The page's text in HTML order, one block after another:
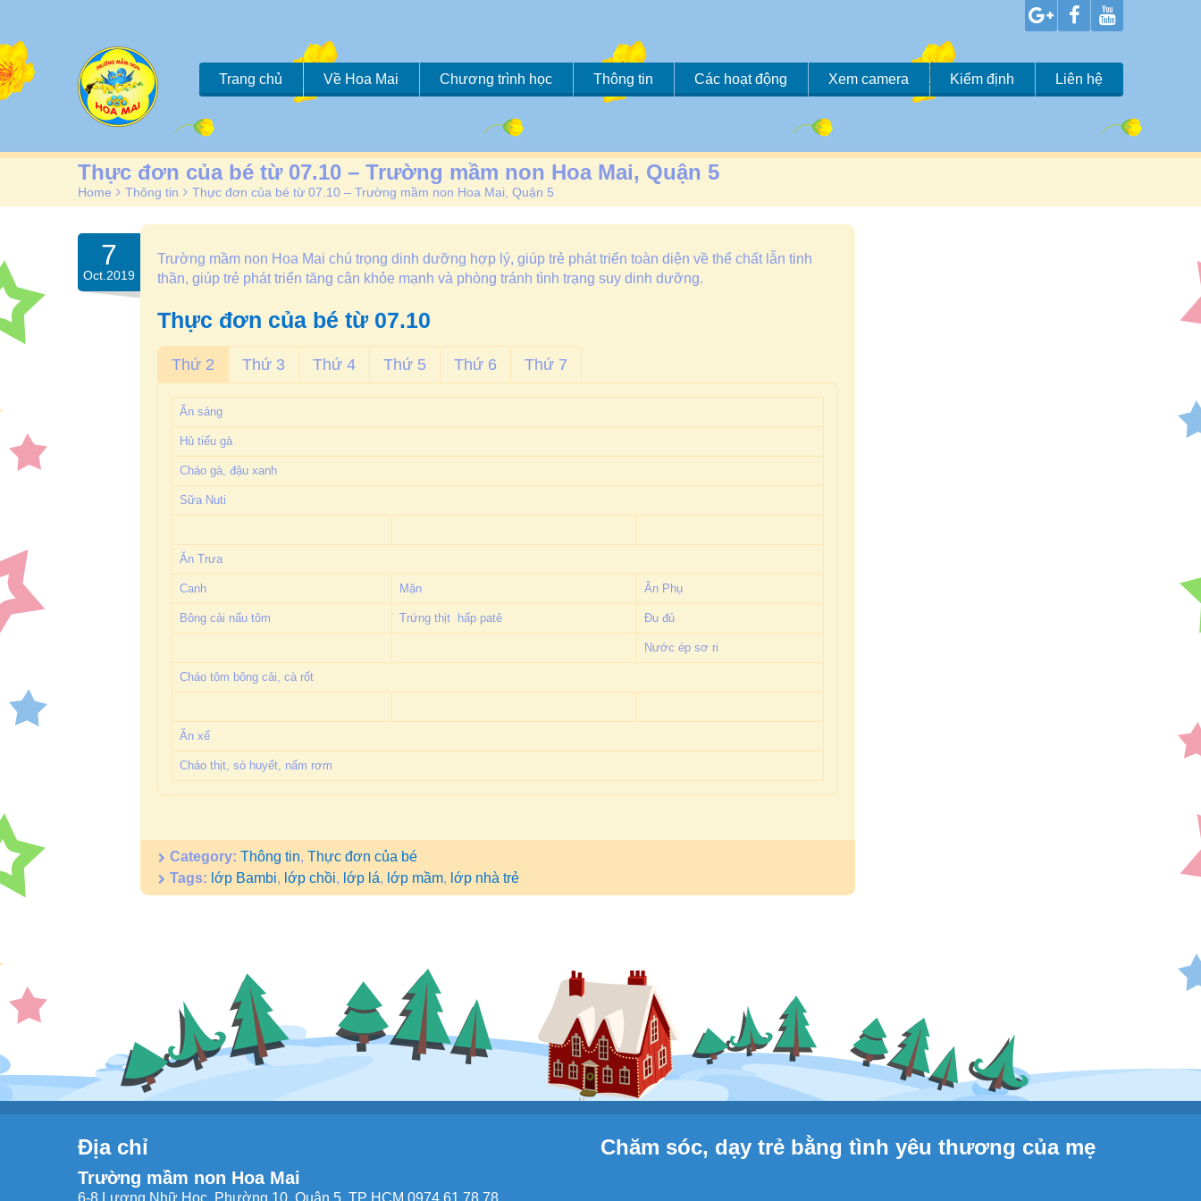
Trang chủ Về Hoa Mai Chương trình học Thông tin Các hoạt động Xem camera Kiểm định Liên hệ
Thực đơn của bé từ 07.10 – Trường mầm non Hoa Mai, Quận 5
Home > Thông tin > Thực đơn của bé từ 07.10 – Trường mầm non Hoa Mai, Quận 5
7
Oct.2019
Trường mầm non Hoa Mai chú trọng dinh dưỡng hợp lý, giúp trẻ phát triển toàn diện về thể chất lẫn tinh
thần, giúp trẻ phát triển tăng cân khỏe mạnh và phòng tránh tình trạng suy dinh dưỡng.
Thực đơn của bé từ 07.10
Thứ 2 Thứ 3 Thứ 4 Thứ 5 Thứ 6 Thứ 7
Ăn sáng
Hủ tiếu gà
Cháo gà, đậu xanh
Sữa Nuti
Ăn Trưa
Canh Mặn Ăn Phụ
Bông cải nấu tôm Trứng thịt hấp patê Đu đủ
Nước ép sơ ri
Cháo tôm bông cải, cà rốt
Ăn xế
Cháo thịt, sò huyết, nấm rơm
Category: Thông tin, Thực đơn của bé
Tags: lớp Bambi, lớp chồi, lớp lá, lớp mầm, lớp nhà trẻ
Địa chỉ
Trường mầm non Hoa Mai
6-8 Lương Nhữ Học, Phường 10, Quận 5, TP HCM 0974 61 78 78
Chăm sóc, dạy trẻ bằng tình yêu thương của mẹ